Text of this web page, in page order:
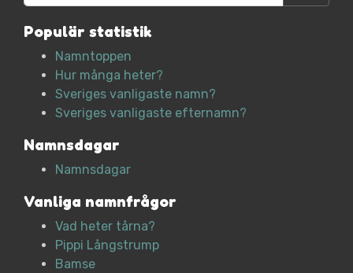
Populär statistik
Namntoppen
Hur många heter?
Sveriges vanligaste namn?
Sveriges vanligaste efternamn?
Namnsdagar
Namnsdagar
Vanliga namnfrågor
Vad heter tårna?
Pippi Långstrump
Bamse